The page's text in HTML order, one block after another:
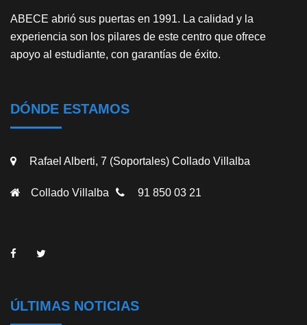
ABECE abrió sus puertas en 1991. La calidad y la
experiencia son los pilares de este centro que ofrece
apoyo al estudiante, con garantías de éxito.
DÓNDE ESTAMOS
Rafael Alberti, 7 (Soportales) Collado Villalba
Collado Villalba 91 850 03 21
ÚLTIMAS NOTICIAS